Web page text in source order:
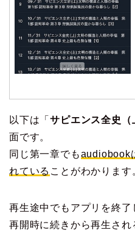
以下は「サピエンス全史（
面です。
同じ第一章でもaudiobook
れている ことがわかります
再生途中でもアプリを終了
再開時に続きから再生さ